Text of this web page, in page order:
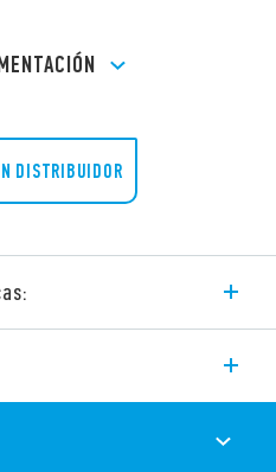
DISTRIBUIDOR
características:
(5… 150kΩ)